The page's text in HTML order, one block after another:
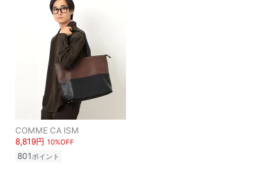
COMME CA ISM
8,819円 10%OFF
801ポイント